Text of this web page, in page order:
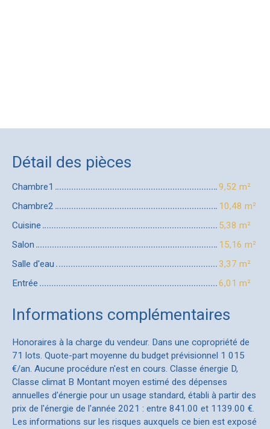
Détail des pièces
Chambre1
9,52 m²
Chambre2
10,48 m²
Cuisine
5,38 m²
Salon
15,16 m²
Salle d'eau
3,37 m²
Entrée
6,01 m²
Informations complémentaires
Honoraires à la charge du vendeur. Dans une copropriété de
71 lots. Quote-part moyenne du budget prévisionnel 1 015
€/an. Aucune procédure n'est en cours. Classe énergie D,
Classe climat B Montant moyen estimé des dépenses
annuelles d'énergie pour un usage standard, établi à partir des
prix de l'énergie de l'année 2021 : entre 841.00 et 1139.00 €.
Les informations sur les risques auxquels ce bien est exposé